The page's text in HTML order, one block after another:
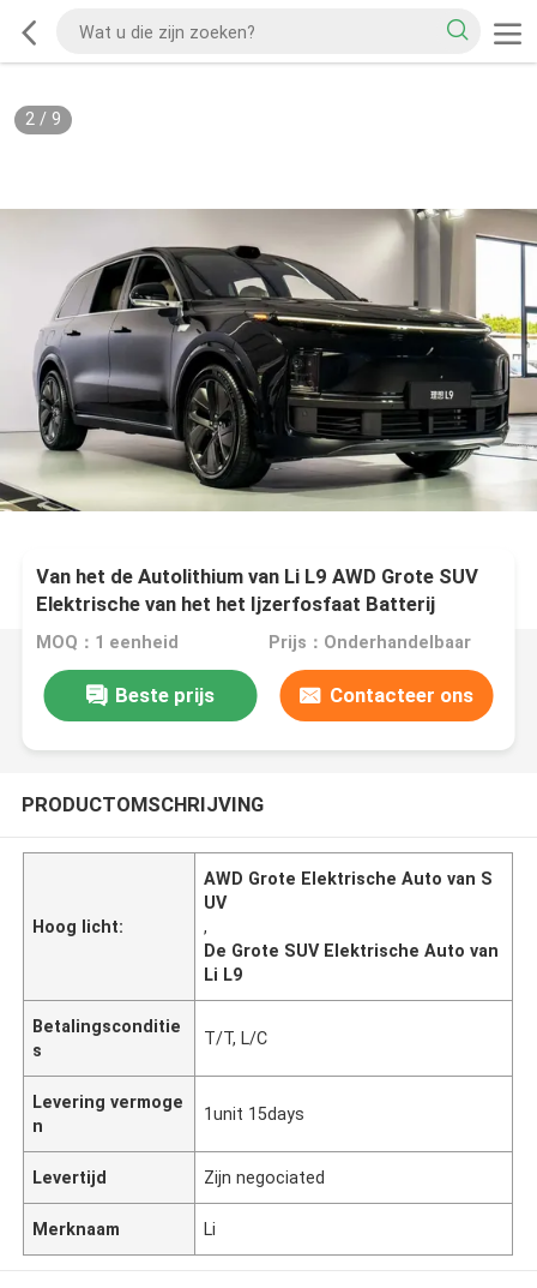
2/ 9
Van het de Autolithium van Li L9 AWD Grote SUV
Elektrische van het het Ijzerfosfaat Batterij
1000km 446hp
MOQ：1 eenheid Prijs：Onderhandelbaar
Beste prijs Contacteer ons
PRODUCTOMSCHRIJVING
Hoog licht:
AWD Grote Elektrische Auto van S
UV
,
De Grote SUV Elektrische Auto van
Li L9
Betalingsconditie
s
T/T, L/C
Levering vermoge
n
1unit 15days
Levertijd Zijn negociated
Merknaam Li